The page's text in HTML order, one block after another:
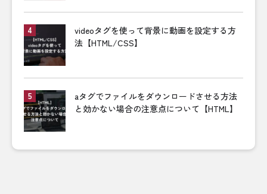
videoタグを使って背景に動画を設定する方
法【HTML/CSS】
aタグでファイルをダウンロードさせる方法
と効かない場合の注意点について【HTML】